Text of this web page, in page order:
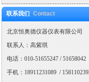
联系我们 Contact
北京恒奥德仪器仪表有限公司
联系人：高紫琪
电话：010-51655247 / 51658042
手机：18911231089 /